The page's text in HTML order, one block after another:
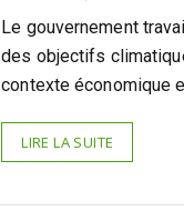
Le gouvernement
des objectifs
contexte économique
LIRE LA SUITE